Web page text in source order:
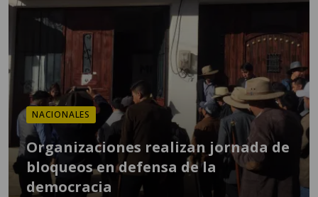
NACIONALES
Organizaciones realizan jornada de
bloqueos en defensa de la
democracia